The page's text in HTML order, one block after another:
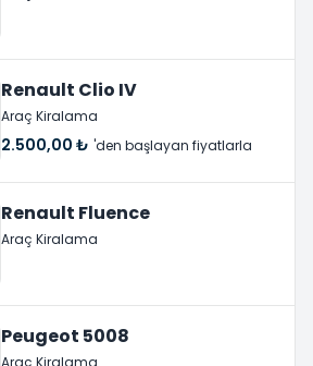
Renault Clio IV
Araç Kiralama
2.500,00 ₺ 'den başlayan fiyatlarla
Renault Fluence
Araç Kiralama
Peugeot 5008
Araç Kiralama